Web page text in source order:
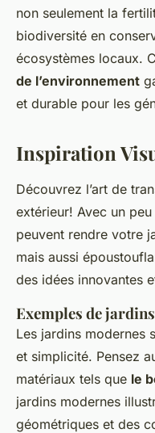
non seulement la
biodiversité en
écosystèmes locaux.
de l’environnement
et durable pour les
Inspiration
Découvrez l’art de
extérieur! Avec un
peuvent rendre votre
mais aussi
des idées innovantes
Exemples de
Les jardins modernes
et simplicité. Pensez
matériaux tels que le
jardins modernes
géométriques et des